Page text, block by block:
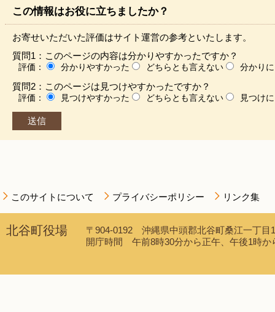
この情報はお役に立ちましたか？
お寄せいただいた評価はサイト運営の参考といたします。
質問1：このページの内容は分かりやすかったですか？
評価： 分かりやすかった どちらとも言えない 分かり
質問2：このページは見つけやすかったですか？
評価： 見つけやすかった どちらとも言えない 見つけ
このサイトについて プライバシーポリシー リンク集
北谷町役場
〒904-0192 沖縄県中頭郡北谷町桑江一丁
開庁時間 午前8時30分から正午、午後1時か